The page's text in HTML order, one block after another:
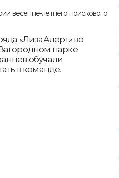
«ЛизаАлерт» во
парке
обучали
в команде.